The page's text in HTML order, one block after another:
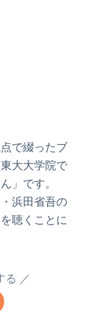
で綴ったブ
大大学院で
」です。
浜田省吾の
聴くことに
る